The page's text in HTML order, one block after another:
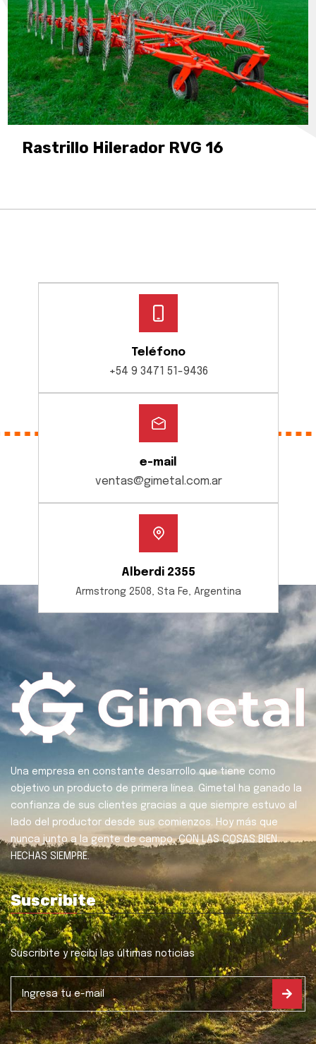
Rastrillo Hilerador RVG 16
Teléfono
+54 9 3471 51-9436
e-mail
ventas@gimetal.com.ar
Alberdi 2355
Armstrong 2508, Sta Fe, Argentina
Una empresa en constante desarrollo que tiene como
objetivo un producto de primera línea. Gimetal ha ganado la
confianza de sus clientes gracias a que siempre estuvo al
lado del productor desde sus comienzos. Hoy más que
nunca junto a la gente de campo, CON LAS COSAS BIEN
HECHAS SIEMPRE.
Suscribite
Suscribite y recibí las últimas noticias